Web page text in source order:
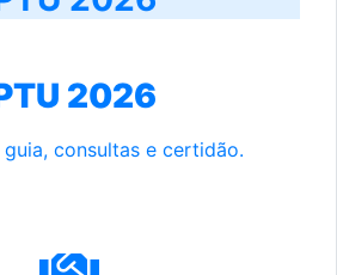
2026
guia, consultas e certidão.